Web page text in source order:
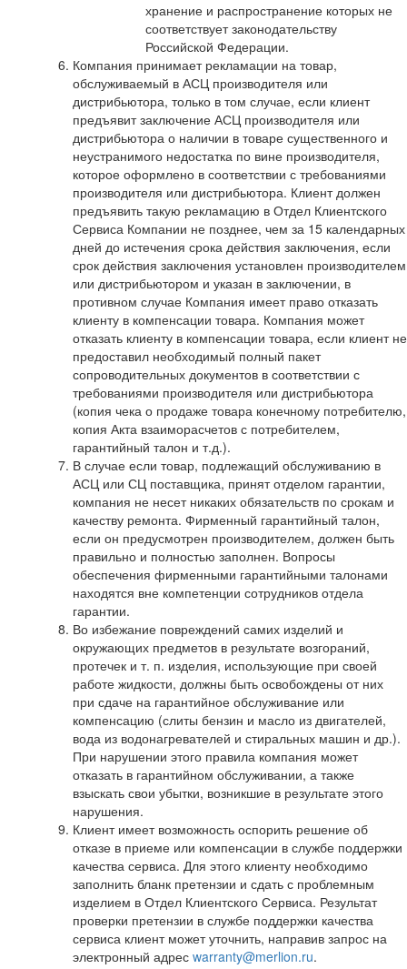
хранение и распространение которых не
соответствует законодательству
Российской Федерации.
Компания принимает рекламации на товар,
обслуживаемый в АСЦ производителя или
дистрибьютора, только в том случае, если клиент
предъявит заключение АСЦ производителя или
дистрибьютора о наличии в товаре существенного и
неустранимого недостатка по вине производителя,
которое оформлено в соответствии с требованиями
производителя или дистрибьютора. Клиент должен
предъявить такую рекламацию в Отдел Клиентского
Сервиса Компании не позднее, чем за 15 календарных
дней до истечения срока действия заключения, если
срок действия заключения установлен производителем
или дистрибьютором и указан в заключении, в
противном случае Компания имеет право отказать
клиенту в компенсации товара. Компания может
отказать клиенту в компенсации товара, если клиент не
предоставил необходимый полный пакет
сопроводительных документов в соответствии с
требованиями производителя или дистрибьютора
(копия чека о продаже товара конечному потребителю,
копия Акта взаиморасчетов с потребителем,
гарантийный талон и т.д.).
В случае если товар, подлежащий обслуживанию в
АСЦ или СЦ поставщика, принят отделом гарантии,
компания не несет никаких обязательств по срокам и
качеству ремонта. Фирменный гарантийный талон,
если он предусмотрен производителем, должен быть
правильно и полностью заполнен. Вопросы
обеспечения фирменными гарантийными талонами
находятся вне компетенции сотрудников отдела
гарантии.
Во избежание повреждений самих изделий и
окружающих предметов в результате возгораний,
протечек и т. п. изделия, использующие при своей
работе жидкости, должны быть освобождены от них
при сдаче на гарантийное обслуживание или
компенсацию (слиты бензин и масло из двигателей,
вода из водонагревателей и стиральных машин и др.).
При нарушении этого правила компания может
отказать в гарантийном обслуживании, а также
взыскать свои убытки, возникшие в результате этого
нарушения.
Клиент имеет возможность оспорить решение об
отказе в приеме или компенсации в службе поддержки
качества сервиса. Для этого клиенту необходимо
заполнить бланк претензии и сдать с проблемным
изделием в Отдел Клиентского Сервиса. Результат
проверки претензии в службе поддержки качества
сервиса клиент может уточнить, направив запрос на
электронный адрес warranty@merlion.ru.